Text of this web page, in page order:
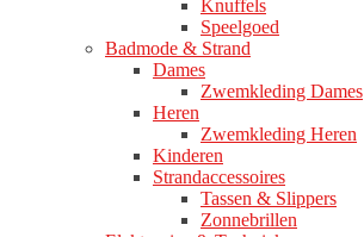
Knuffels
Speelgoed
Badmode & Strand
Dames
Zwemkleding Dames
Heren
Zwemkleding Heren
Kinderen
Strandaccessoires
Tassen & Slippers
Zonnebrillen